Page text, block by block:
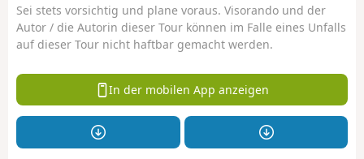
Sei stets vorsichtig und plane voraus. Visorando und der
Autor / die Autorin dieser Tour können im Falle eines Unfalls
auf dieser Tour nicht haftbar gemacht werden.
In der mobilen App anzeigen